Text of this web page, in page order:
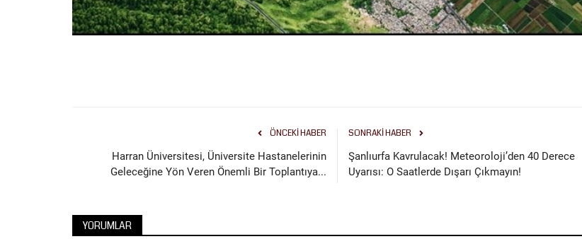
ÖNCEKI HABER
Harran Üniversitesi, Üniversite Hastanelerinin
Geleceğine Yön Veren Önemli Bir Toplantıya...
SONRAKI HABER
Şanlıurfa Kavrulacak! Meteoroloji’den 40 Derece
Uyarısı: O Saatlerde Dışarı Çıkmayın!
YORUMLAR